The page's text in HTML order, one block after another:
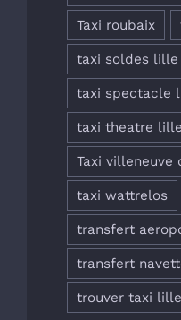
Taxi roubaix
taxi soldes lille
taxi spectacle
taxi theatre lille
Taxi villeneuve
taxi wattrelos
transfert
transfert
trouver taxi lille